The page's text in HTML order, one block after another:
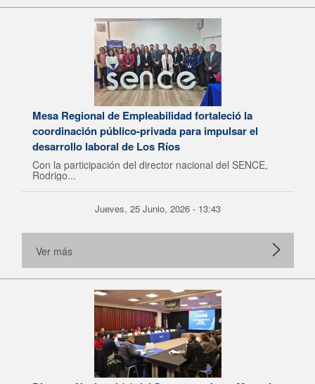
Mesa Regional de Empleabilidad fortaleció la
coordinación público-privada para impulsar el
desarrollo laboral de Los Ríos
Con la participación del director nacional del SENCE,
Rodrigo...
Jueves, 25 Junio, 2026 - 13:43
Ver más